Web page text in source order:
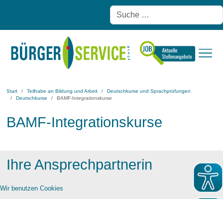
Start Teilhabe an Bildung und Arbeit
Deutschkurse und Sprachprüfungen
Deutschkurse
BAMF-Integrationskurse
BAMF-Integrationskurse
Ihre Ansprechpartnerin
Wir benutzen Cookies